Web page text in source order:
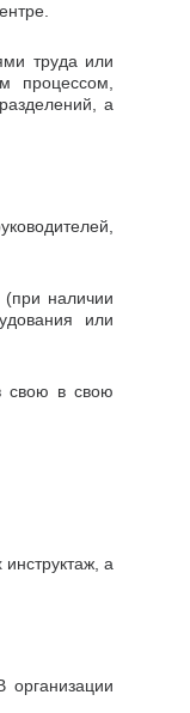
труда или
процессом,
а
наличии
или
свою в свою
а